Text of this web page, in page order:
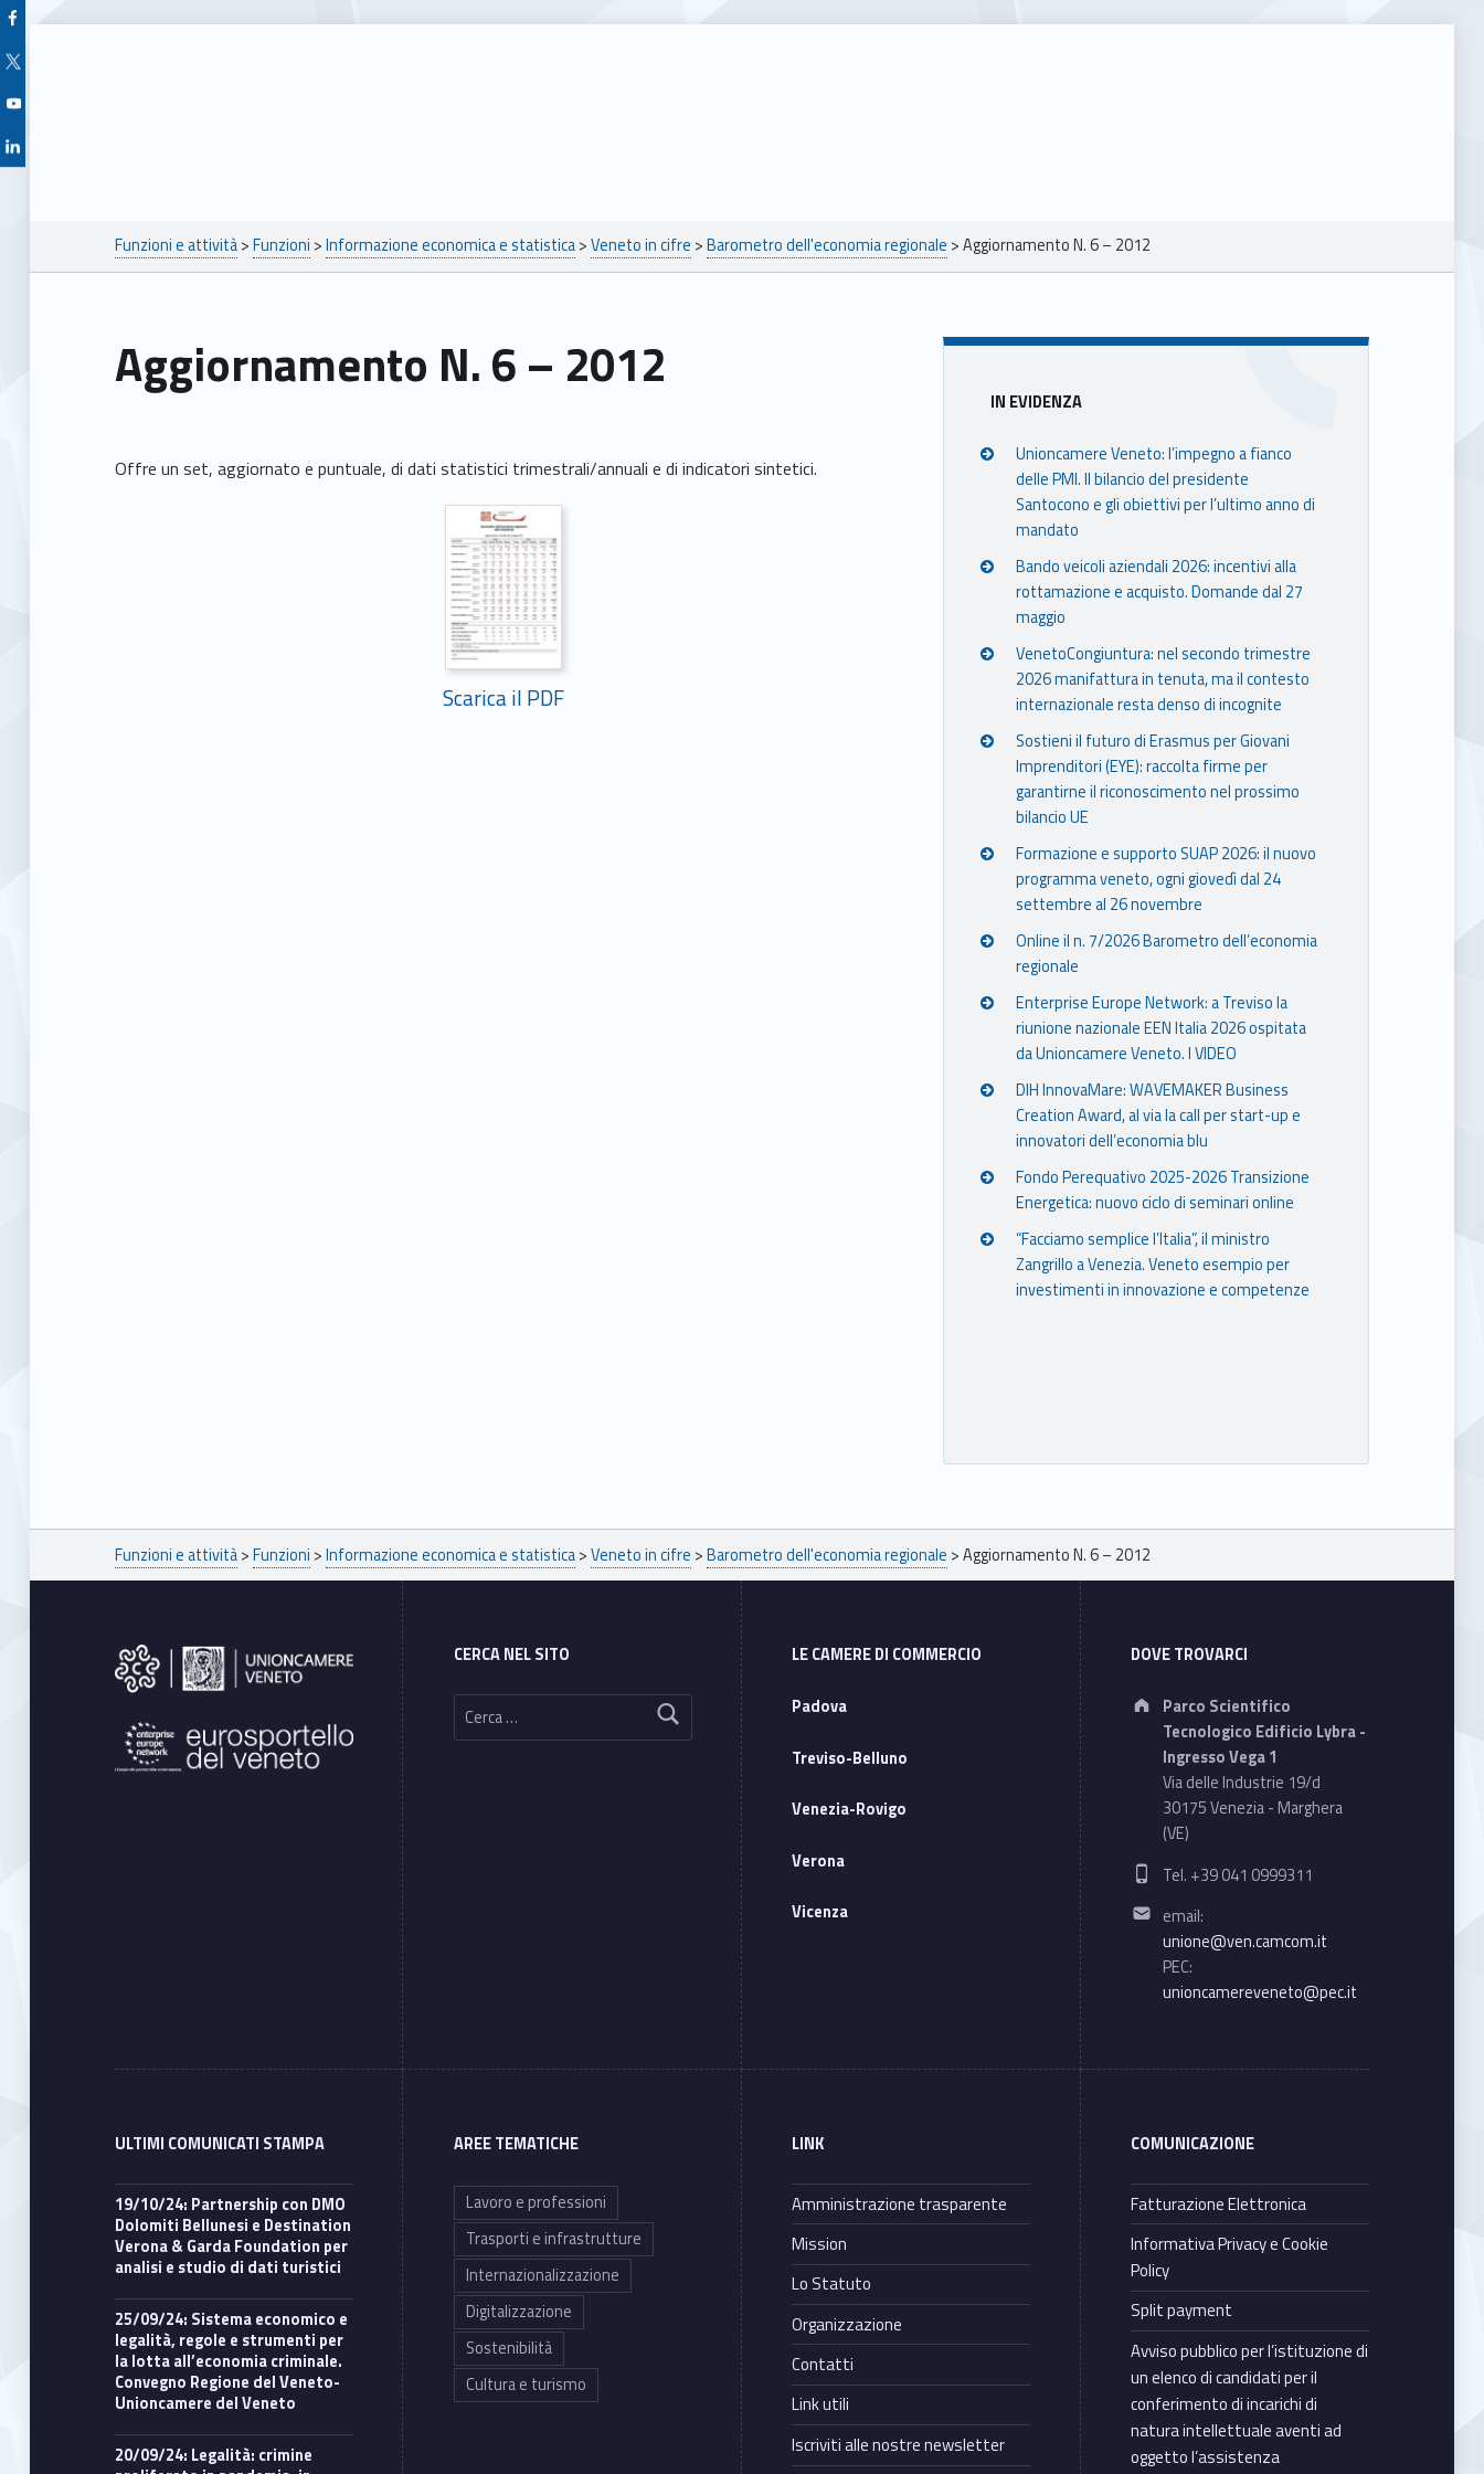
Facebook Unioncamere Veneto
Twitter Unioncamere Veneto
Youtube Unioncamere Veneto
Linkedin Unioncamere Veneto
Breadcrumbs navigation
Funzioni e attività>Funzioni >Informazione economica e statistica>Veneto in cifre >Barometro dell'economia regionale >Aggiornamento N. 6 – 2012
Aggiornamento N. 6 – 2012
Offre un set, aggiornato e puntuale, di dati statistici trimestrali/annuali e di indicatori sintetici.
Scarica il PDF
Sidebar
IN EVIDENZA
Unioncamere Veneto: l’impegno a fianco
delle PMI. Il bilancio del presidente
Santocono e gli obiettivi per l’ultimo anno di
mandato
Bando veicoli aziendali 2026: incentivi alla
rottamazione e acquisto. Domande dal 27
maggio
VenetoCongiuntura: nel secondo trimestre
2026 manifattura in tenuta, ma il contesto
internazionale resta denso di incognite
Sostieni il futuro di Erasmus per Giovani
Imprenditori (EYE): raccolta firme per
garantirne il riconoscimento nel prossimo
bilancio UE
Formazione e supporto SUAP 2026: il nuovo
programma veneto, ogni giovedì dal 24
settembre al 26 novembre
Online il n. 7/2026 Barometro dell’economia
regionale
Enterprise Europe Network: a Treviso la
riunione nazionale EEN Italia 2026 ospitata
da Unioncamere Veneto. I VIDEO
DIH InnovaMare: WAVEMAKER Business
Creation Award, al via la call per start-up e
innovatori dell’economia blu
Fondo Perequativo 2025-2026 Transizione
Energetica: nuovo ciclo di seminari online
“Facciamo semplice l’Italia”, il ministro
Zangrillo a Venezia. Veneto esempio per
investimenti in innovazione e competenze
Breadcrumbs navigation
Funzioni e attività>Funzioni >Informazione economica e statistica>Veneto in cifre >Barometro dell'economia regionale >Aggiornamento N. 6 – 2012
Footer sidebar
CERCA NEL SITO
Ricerca per:
LE CAMERE DI COMMERCIO
Padova
Treviso-Belluno
Venezia-Rovigo
Verona
Vicenza
DOVE TROVARCI
Address:
Parco Scientifico
Tecnologico Edificio Lybra -
Ingresso Vega 1
Via delle Industrie 19/d
30175 Venezia - Marghera
(VE)
Phone number:
Tel. +39 041 0999311
Email address:
email:
unione@ven.camcom.it
PEC:
unioncamereveneto@pec.it
ULTIMI COMUNICATI STAMPA
19/10/24: Partnership con DMO
Dolomiti Bellunesi e Destination
Verona & Garda Foundation per
analisi e studio di dati turistici
25/09/24: Sistema economico e
legalità, regole e strumenti per
la lotta all’economia criminale.
Convegno Regione del Veneto-
Unioncamere del Veneto
20/09/24: Legalità: crimine
AREE TEMATICHE
Lavoro e professioni
Trasporti e infrastrutture
Internazionalizzazione
Digitalizzazione
Sostenibilità
Cultura e turismo
LINK
Amministrazione trasparente
Mission
Lo Statuto
Organizzazione
Contatti
Link utili
Iscriviti alle nostre newsletter
COMUNICAZIONE
Fatturazione Elettronica
Informativa Privacy e Cookie
Policy
Split payment
Avviso pubblico per l’istituzione di
un elenco di candidati per il
conferimento di incarichi di
natura intellettuale aventi ad
oggetto l’assistenza